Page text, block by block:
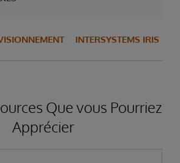
INTERSYSTEMS IRIS
Que vous Pourriez
Apprécier